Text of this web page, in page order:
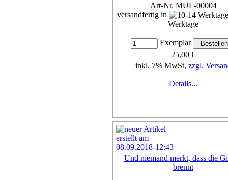
Art-Nr. MUL-00004
versandfertig in
Werktage
Exemplar
25,00 €
inkl. 7% MwSt, zzgl.
Details...
Und niemand merkt, dass die
brennt